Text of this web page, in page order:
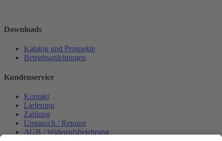
Downloads
Katalog und Prospekte
Betriebsanleitungen
Kundenservice
Kontakt
Lieferung
Zahlung
Umtausch / Retoure
AGB / Widerrufsbelehrung